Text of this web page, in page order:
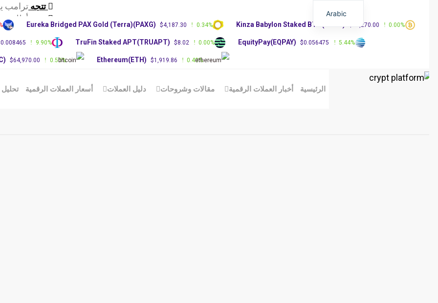
تتجهترامب
تتجه
أطلقت
عاجل:
الرئيسية أخبار العملات الرقمية مقالات وشروحات دليل العملات أسعار العملات الرقمية تحليل
Eureka Bridged PAX Gold (Terra)(PAXG) $4,187.30 0.34% Kinza Babylon Staked BTC(KBTC) $83,270.00 0.00%
$0.008465 9.90% TruFin Staked APT(TRUAPT) $8.02 0.00% EquityPay(EQPAY) $0.056475 5.44%
$64,970.00 0.50% Ethereum(ETH) $1,919.86 0.40%
Arabic